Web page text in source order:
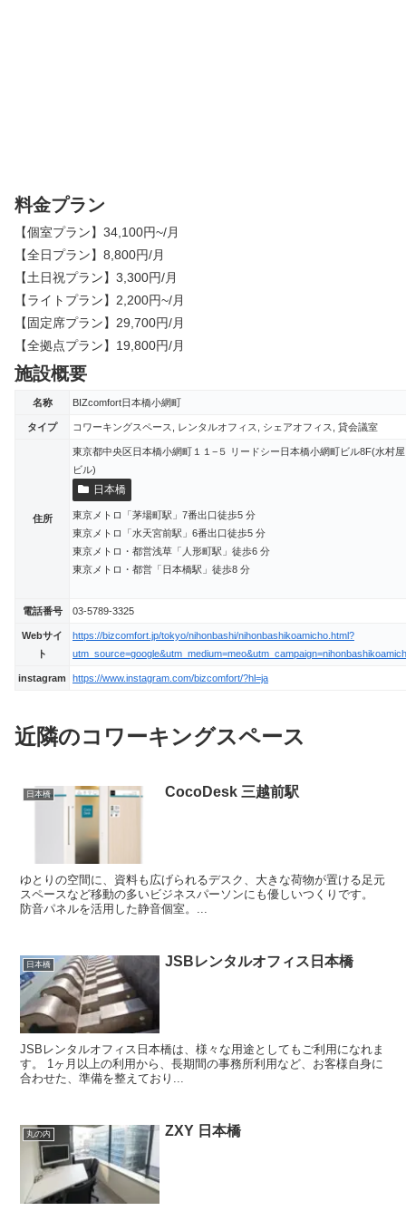
料金プラン
【個室プラン】34,100円~/月
【全日プラン】8,800円/月
【土日祝プラン】3,300円/月
【ライトプラン】2,200円~/月
【固定席プラン】29,700円/月
【全拠点プラン】19,800円/月
施設概要
名称 BIZcomfort日本橋小網町
タイプ コワーキングスペース, レンタルオフィス, シェアオフィス, 貸会議室
住所
東京都中央区日本橋小網町１１−５ リードシー日本橋小網町ビル8F(水村屋
ビル)
日本橋
東京メトロ「茅場町駅」7番出口徒歩5 分
東京メトロ「水天宮前駅」6番出口徒歩5 分
東京メトロ・都営浅草「人形町駅」徒歩6 分
東京メトロ・都営「日本橋駅」徒歩8 分
電話番号 03-5789-3325
Webサイ
ト
https://bizcomfort.jp/tokyo/nihonbashi/nihonbashikoamicho.html?
instagram https://www.instagram.com/bizcomfort/?hl=ja
近隣のコワーキングスペース
日本橋 CocoDesk 三越前駅
ゆとりの空間に、資料も広げられるデスク、大きな荷物が置ける足元
スペースなど移動の多いビジネスパーソンにも優しいつくりです。
防音パネルを活用した静音個室。...
日本橋 JSBレンタルオフィス日本橋
JSBレンタルオフィス日本橋は、様々な用途としてもご利用になれま
す。 1ヶ月以上の利用から、長期間の事務所利用など、お客様自身に
合わせた、準備を整えており...
丸の内 ZXY 日本橋